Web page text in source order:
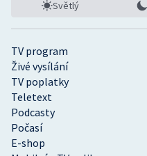
TV program
Živé vysílání
TV poplatky
Teletext
Podcasty
Počasí
E-shop
Světlý